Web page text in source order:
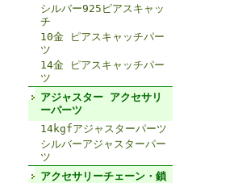
シルバー925ピアスキャッ
チ
10金 ピアスキャッチパー
ツ
14金 ピアスキャッチパー
ツ
アジャスター アクセサリ
ーパーツ
14kgfアジャスターパーツ
シルバーアジャスターパー
ツ
アクセサリーチェーン・鎖